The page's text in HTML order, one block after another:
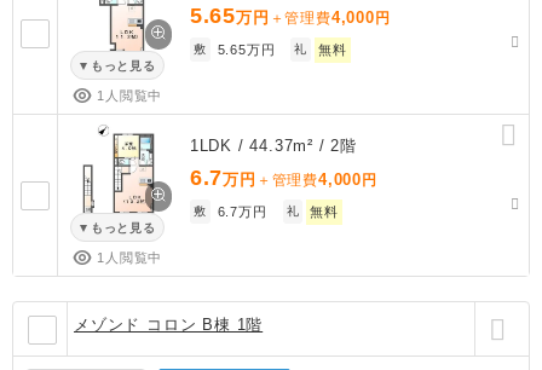
もっと見る
1人閲覧中
5.65万円 ＋管理費4,000 円
敷 5.65万円 礼 無料
もっと見る
1人閲覧中
1LDK / 44.37m² / 2階
6.7万円 ＋管理費4,000 円
敷 6.7万円 礼 無料
メゾンド コロン B棟 1階